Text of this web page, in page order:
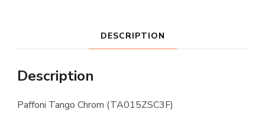
DESCRIPTION
Description
Paffoni Tango Chrom (TA015ZSC3F)